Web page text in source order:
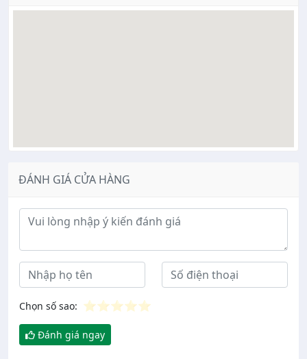
ĐÁNH GIÁ CỬA HÀNG
Ý kiến đánh giá
Chọn số sao: ⭐⭐⭐⭐⭐
Đánh giá ngay